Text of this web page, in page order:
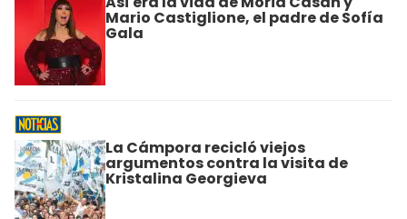
Mario Castiglione, el padre de Sofía
Gala
La Cámpora recicló viejos
argumentos contra la visita de
Kristalina Georgieva